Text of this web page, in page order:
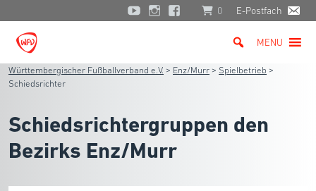
0 E-Postfach
MENU
Württembergischer Fußballverband e.V. > Enz/Murr > Spielbetrieb >
Schiedsrichter
Schiedsrichtergruppen den
Bezirks Enz/Murr